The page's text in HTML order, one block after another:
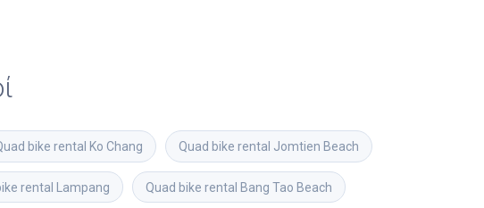
bike rental Ko Chang Quad bike rental Jomtien Beach
rental Lampang Quad bike rental Bang Tao Beach